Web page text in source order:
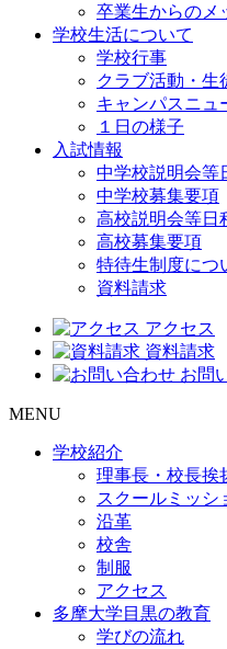
卒業生からのメ
学校生活について
学校行事
クラブ活動・生
キャンパスニュ
１日の様子
入試情報
中学校説明会等
中学校募集要項
高校説明会等日
高校募集要項
特待生制度につ
資料請求
アクセス
資料請求
お問
MENU
学校紹介
理事長・校長挨
スクールミッシ
沿革
校舎
制服
アクセス
多摩大学目黒の教育
学びの流れ